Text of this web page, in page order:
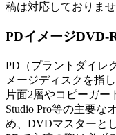
稿は対応しておりませ
PDイメージDVD-
PD（プラントダイレ
メージディスクを指し
片面2層やコピーガー
Studio Pro等の主要な
め、DVDマスターと